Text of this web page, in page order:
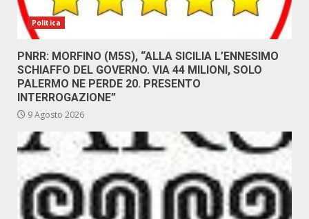
Politica
PNRR: MORFINO (M5S), “ALLA SICILIA L’ENNESIMO
SCHIAFFO DEL GOVERNO. VIA 44 MILIONI, SOLO
PALERMO NE PERDE 20. PRESENTO
INTERROGAZIONE”
9 Agosto 2026